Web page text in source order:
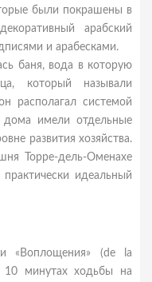
были покрашены в
арабский
и арабесками.
баня, вода в которую
который называли
располагал системой
дома имели отдельные
развития хозяйства.
Торре-дель-Оменахе
идеальный
«Воплощения» (de la
10 минутах ходьбы на